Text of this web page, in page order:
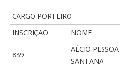
CARGO PORTEIRO
INSCRIÇÃO
NOME
889
AÉCIO
SANTANA